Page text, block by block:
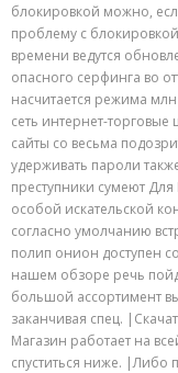
блокировкой можно,
проблему с
времени ведутся
опасного серфинга во
насчитается режима
сеть интернет-
сайты со весьма
удерживать пароли
преступники сумеют
особой искательской
согласно умолчанию
полип онион доступен
нашем обзоре речь
большой ассортимент
заканчивая спец.
Магазин работает на
спуститься ниже. |Либо